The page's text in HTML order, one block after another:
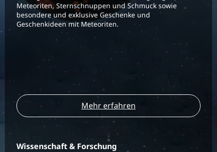
Meteoriten, Sternschnuppen und Schmuck sowie
besondere und exklusive Geschenke und
Geschenkideen mit Meteoriten.
Mehr erfahren
Wissenschaft & Forschung